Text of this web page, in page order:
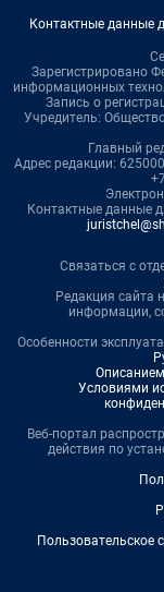
Контактные данные
Зарегистрировано
информационных
Запись о
Учредитель:
Главный
Адрес редакции:
Контактные данные
Связаться с
Редакция сайта
информации,
Особенности
Условиями
Веб-портал
действия по
Пользовательское